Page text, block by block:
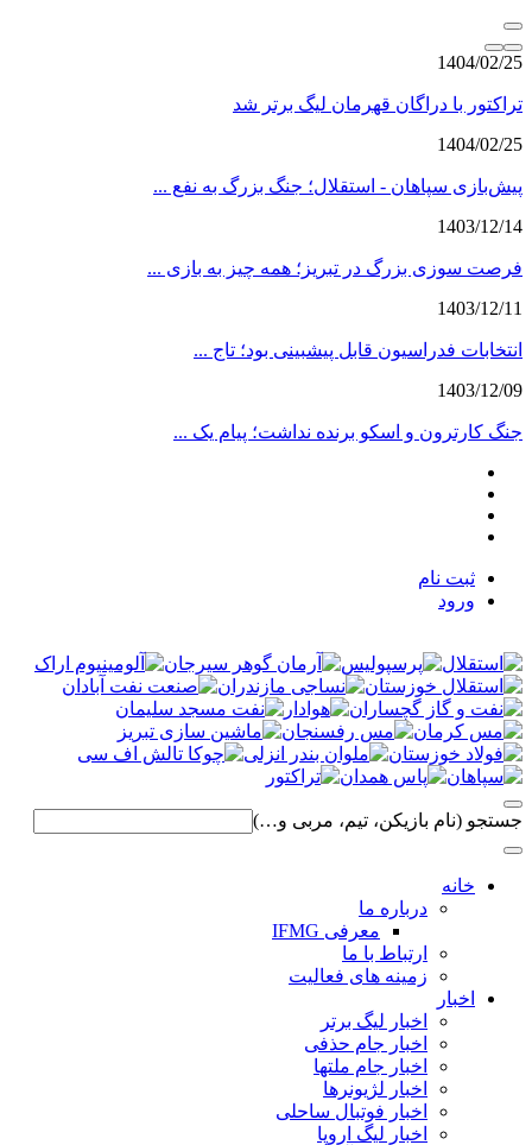
1404/02/25
تراکتور با دراگان قهرمان لیگ برتر شد
1404/02/25
پیش‌بازی سپاهان - استقلال؛ جنگ بزرگ به نفع ...
1403/12/14
فرصت سوزی بزرگ در تبریز؛ همه چیز به بازی ...
1403/12/11
انتخابات فدراسیون قابل پیشبینی بود؛ تاج ...
1403/12/09
جنگ کارترون و اسکو برنده نداشت؛ پیام یک ...
ثبت نام
ورود
جستجو (نام بازیکن، تیم، مربی و…)
خانه
درباره ما
معرفی IFMG
ارتباط با ما
زمینه های فعالیت
اخبار
اخبار لیگ برتر
اخبار جام حذفی
اخبار جام ملتها
اخبار لژیونرها
اخبار فوتبال ساحلی
اخبار لیگ اروپا